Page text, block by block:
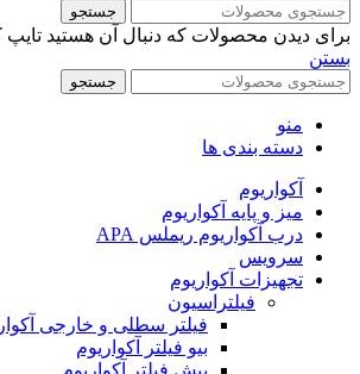
جستجو
برای دیدن محصولات که دنبال آن هستید تایپ
بستن
جستجو
منو
دسته بندی ها
آکواریوم
میز و پایه آکواریوم
درب آکواریوم ریملس APA
سرویس
تجهیزات آکواریوم
فیلتراسیون
فیلتر سطلی و خارجی
بیو فیلتر آکواریوم
پیش فیلتر آکواریوم